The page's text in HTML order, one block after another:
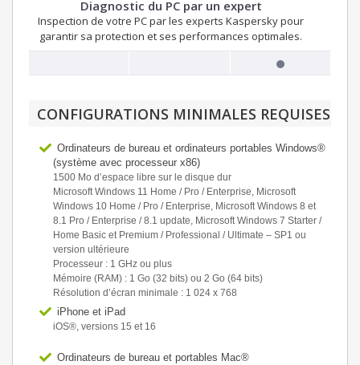
Diagnostic du PC par un expert
Inspection de votre PC par les experts Kaspersky pour
garantir sa protection et ses performances optimales.
CONFIGURATIONS MINIMALES REQUISES
Ordinateurs de bureau et ordinateurs portables Windows®
(système avec processeur x86)
1500 Mo d’espace libre sur le disque dur
Microsoft Windows 11 Home / Pro / Enterprise, Microsoft
Windows 10 Home / Pro / Enterprise, Microsoft Windows 8 et
8.1 Pro / Enterprise / 8.1 update, Microsoft Windows 7 Starter /
Home Basic et Premium / Professional / Ultimate – SP1 ou
version ultérieure
Processeur : 1 GHz ou plus
Mémoire (RAM) : 1 Go (32 bits) ou 2 Go (64 bits)
Résolution d’écran minimale : 1 024 x 768
iPhone et iPad
iOS®, versions 15 et 16
Ordinateurs de bureau et portables Mac®